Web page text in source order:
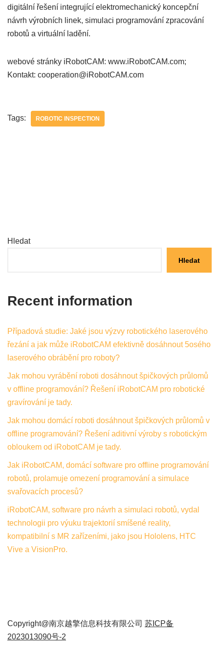
digitální řešení integrující elektromechanický koncepční
návrh výrobních linek, simulaci programování zpracování
robotů a virtuální ladění.
webové stránky iRobotCAM: www.iRobotCAM.com;
Kontakt: cooperation@iRobotCAM.com
Tags: ROBOTIC INSPECTION
Hledat
Hledat
Recent information
Případová studie: Jaké jsou výzvy robotického laserového
řezání a jak může iRobotCAM efektivně dosáhnout 5osého
laserového obrábění pro roboty?
Jak mohou vyrábění roboti dosáhnout špičkových průlomů
v offline programování? Řešení iRobotCAM pro robotické
gravírování je tady.
Jak mohou domácí roboti dosáhnout špičkových průlomů v
offline programování? Řešení aditivní výroby s robotickým
obloukem od iRobotCAM je tady.
Jak iRobotCAM, domácí software pro offline programování
robotů, prolamuje omezení programování a simulace
svařovacích procesů?
iRobotCAM, software pro návrh a simulaci robotů, vydal
technologii pro výuku trajektorií smíšené reality,
kompatibilní s MR zařízeními, jako jsou Hololens, HTC
Vive a VisionPro.
Copyright@南京越擎信息科技有限公司 苏ICP备
2023013090号-2